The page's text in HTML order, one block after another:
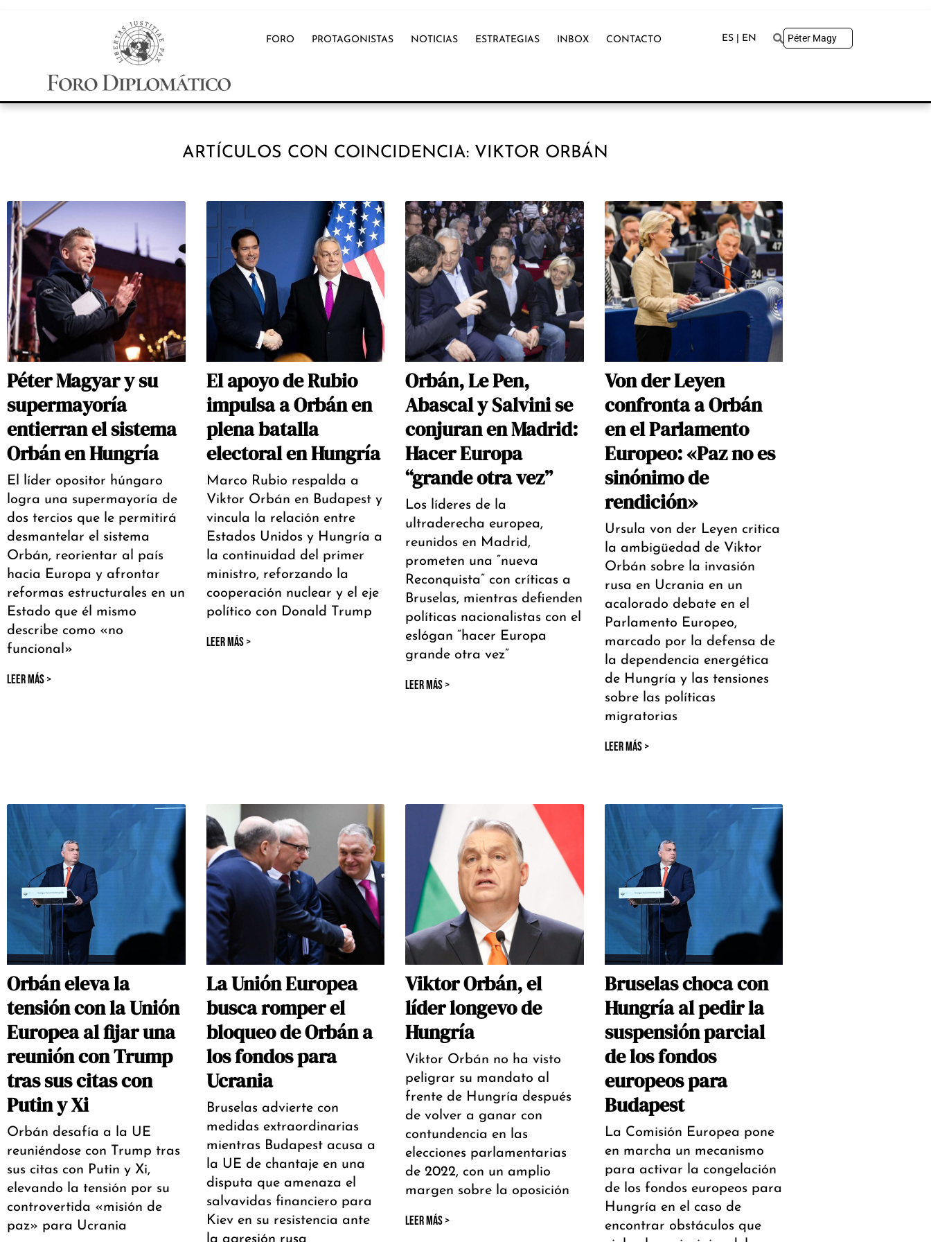
FORO PROTAGONISTAS NOTICIAS ESTRATEGIAS INBOX CONTACTO ES | EN
ARTÍCULOS CON COINCIDENCIA: VIKTOR ORBÁN
Péter Magyar y su
supermayoría
entierran el sistema
Orbán en Hungría
El líder opositor húngaro
logra una supermayoría de
dos tercios que le permitirá
desmantelar el sistema
Orbán, reorientar al país
hacia Europa y afrontar
reformas estructurales en un
Estado que él mismo
describe como «no
funcional»
LEER MÁS >
El apoyo de Rubio
impulsa a Orbán en
plena batalla
electoral en Hungría
Marco Rubio respalda a
Viktor Orbán en Budapest y
vincula la relación entre
Estados Unidos y Hungría a
la continuidad del primer
ministro, reforzando la
cooperación nuclear y el eje
político con Donald Trump
LEER MÁS >
Orbán, Le Pen,
Abascal y Salvini se
conjuran en Madrid:
Hacer Europa
“grande otra vez”
Los líderes de la
ultraderecha europea,
reunidos en Madrid,
prometen una “nueva
Reconquista” con críticas a
Bruselas, mientras defienden
políticas nacionalistas con el
eslógan “hacer Europa
grande otra vez”
LEER MÁS >
Von der Leyen
confronta a Orbán
en el Parlamento
Europeo: «Paz no es
sinónimo de
rendición»
Ursula von der Leyen critica
la ambigüedad de Viktor
Orbán sobre la invasión
rusa en Ucrania en un
acalorado debate en el
Parlamento Europeo,
marcado por la defensa de
la dependencia energética
de Hungría y las tensiones
sobre las políticas
migratorias
LEER MÁS >
Orbán eleva la
tensión con la Unión
Europea al fijar una
reunión con Trump
tras sus citas con
Putin y Xi
Orbán desafía a la UE
reuniéndose con Trump tras
sus citas con Putin y Xi,
elevando la tensión por su
controvertida «misión de
paz» para Ucrania
La Unión Europea
busca romper el
bloqueo de Orbán a
los fondos para
Ucrania
Bruselas advierte con
medidas extraordinarias
mientras Budapest acusa a
la UE de chantaje en una
disputa que amenaza el
salvavidas financiero para
Kiev en su resistencia ante
la agresión rusa
Viktor Orbán, el
líder longevo de
Hungría
Viktor Orbán no ha visto
peligrar su mandato al
frente de Hungría después
de volver a ganar con
contundencia en las
elecciones parlamentarias
de 2022, con un amplio
margen sobre la oposición
LEER MÁS >
Bruselas choca con
Hungría al pedir la
suspensión parcial
de los fondos
europeos para
Budapest
La Comisión Europea pone
en marcha un mecanismo
para activar la congelación
de los fondos europeos para
Hungría en el caso de
encontrar obstáculos que